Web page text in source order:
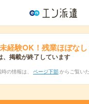
経験OK！残業ほぼな
、掲載が終了しています
の情報は、 ページ下部 からご覧い